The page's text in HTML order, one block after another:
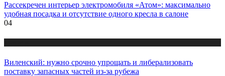
Рассекречен интерьер электромобиля «Атом»: максимально
удобная посадка и отсутствие одного кресла в салоне
04
Виленский: нужно срочно упрощать и либерализовать
поставку запасных частей из-за рубежа